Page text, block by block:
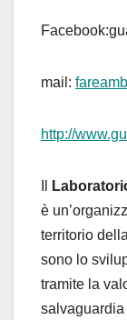
Facebook:
mail:
http://
è
territorio
sono lo
tramite la